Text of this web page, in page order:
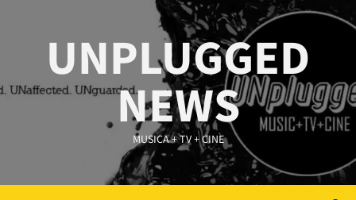
UNPLUGGED
NEWS
MUSICA + TV + CINE